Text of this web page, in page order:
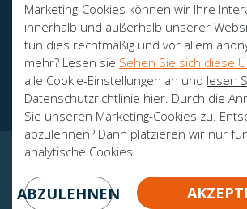
Marketing-Cookies können wir Ihre
innerhalb und außerhalb unserer
tun dies rechtmäßig und vor allem
mehr? Lesen sie Sehen Sie sich diese
alle Cookie-Einstellungen an und lesen
Datenschutzrichtlinie hier. Durch die
Sie unseren Marketing-Cookies zu.
abzulehnen? Dann platzieren wir nur
analytische Cookies.
ABZULEHNEN
Botschafter
Zertifikate
GARANTIERTE